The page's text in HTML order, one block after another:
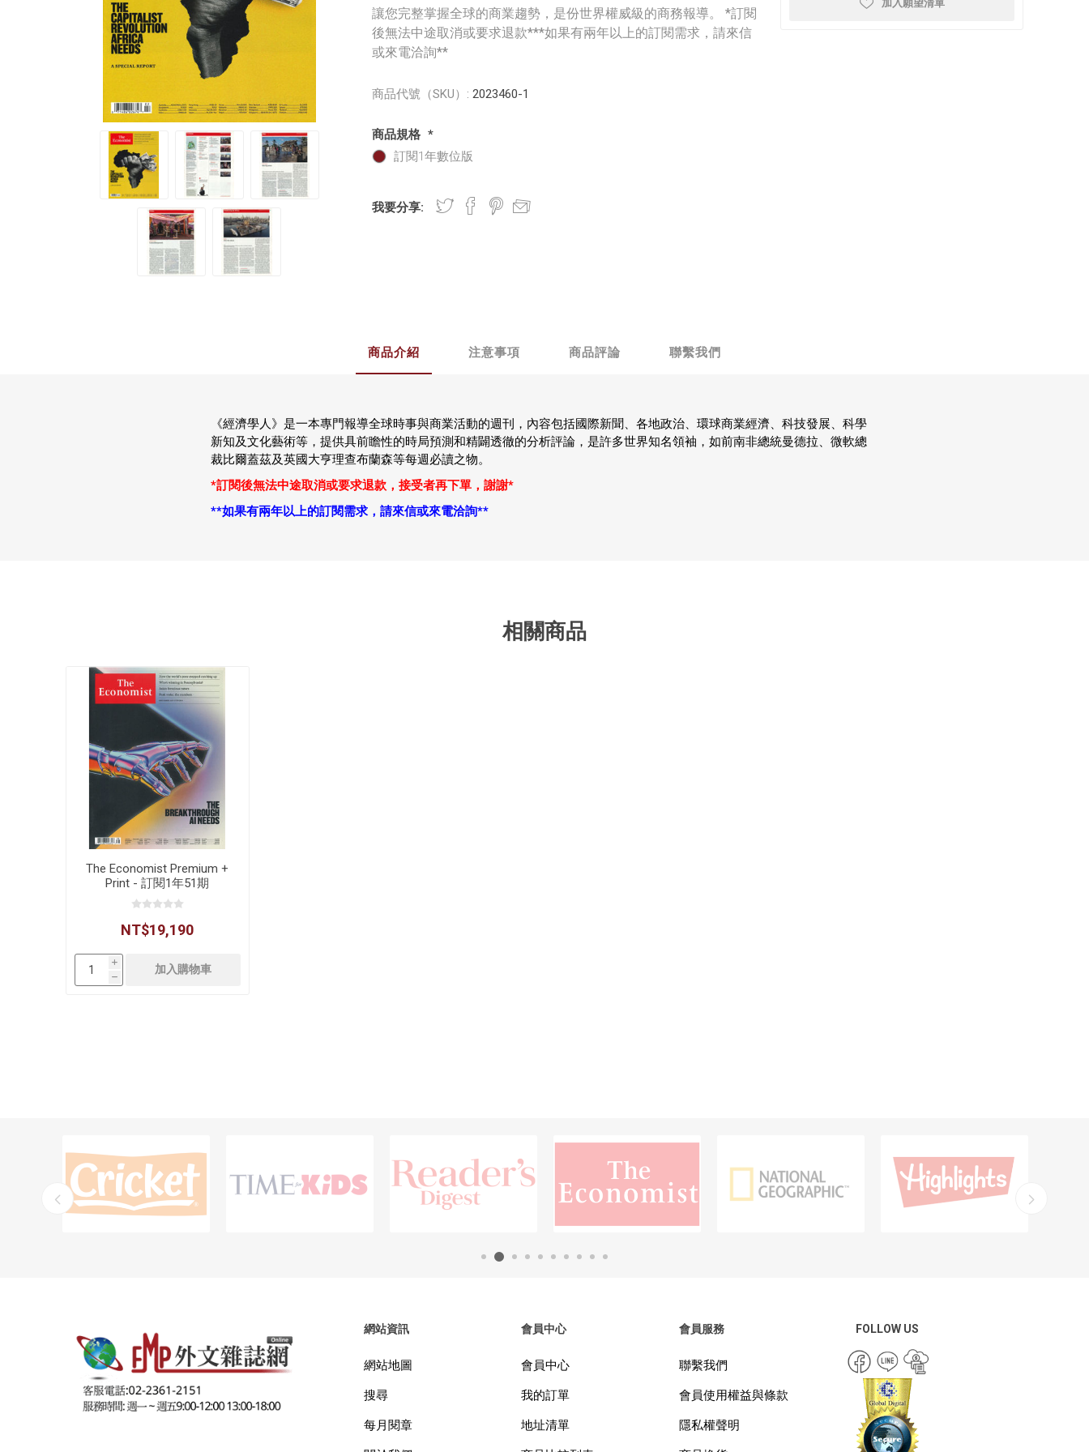
讓您完整掌握全球的商業趨勢，是份世界權威級的商務報導。 *訂閱
後無法中途取消或要求退款***如果有兩年以上的訂閱需求，請來信
或來電洽詢**
商品代號（SKU）: 2023460-1
商品規格 *
訂閱1年數位版
我要分享:
加入願望清單
商品介紹 注意事項 商品評論 聯繫我們
《經濟學人》是一本專門報導全球時事與商業活動的週刊，內容包括國際新聞、各地政治、環球商業經濟、科技發展、科學
新知及文化藝術等，提供具前瞻性的時局預測和精闢透徹的分析評論，是許多世界知名領袖，如前南非總統曼德拉、微軟總
裁比爾蓋茲及英國大亨理查布蘭森等每週必讀之物。
*訂閱後無法中途取消或要求退款，接受者再下單，謝謝*
**如果有兩年以上的訂閱需求，請來信或來電洽詢**
相關商品
The Economist Premium +
Print - 訂閱1年51期
NT$19,190
i
h
網站資訊
網站地圖
搜尋
每月閱章
會員中心
會員中心
我的訂單
地址清單
會員服務
聯繫我們
會員使用權益與條款
隱私權聲明
FOLLOW US